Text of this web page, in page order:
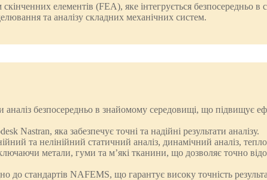
елементів (FEA), яке інтегрується безпосередньо
та аналізу складних механічних систем.
аналіз безпосередньо в знайомому середовищі, що підвищує
Nastran, яка забезпечує точні та надійні результати аналізу.
та нелінійний статичний аналіз, динамічний аналіз,
метали, гуми та м’які тканини, що дозволяє точно
до стандартів NAFEMS, що гарантує високу точність